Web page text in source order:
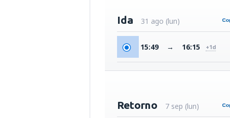
Ida 31 ago (lun)
15:49 → 16:15 +1d
Retorno 7 sep (lun)